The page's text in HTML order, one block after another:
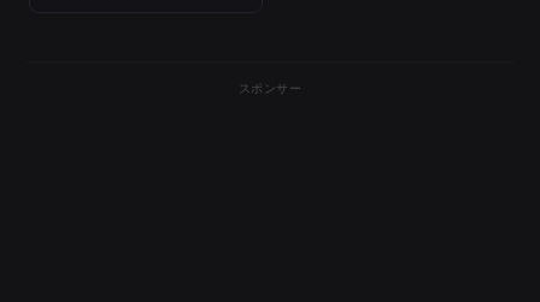
スポンサー